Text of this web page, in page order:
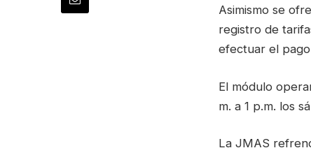
Asimismo se
registro de
efectuar el
El módulo
m. a 1 p.m. los
La JMAS